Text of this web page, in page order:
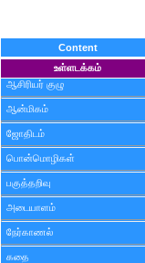
Content
உள்ளடக்கம்
ஆசிரியர் குழு
ஆன்மிகம்
ஜோதிடம்
பொன்மொழிகள்
பகுத்தறிவு
அடையாளம்
நேர்காணல்
கதை